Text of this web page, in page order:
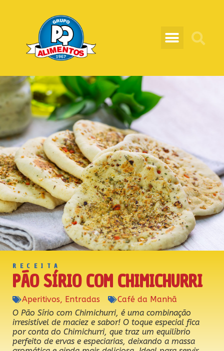
RECEITA
PÃO SÍRIO COM CHIMICHURRI
Aperitivos, Entradas
Café da Manhã
O Pão Sírio com Chimichurri, é uma combinação
irresistível de maciez e sabor! O toque especial fica
por conta do Chimichurri, que traz um equilíbrio
perfeito de ervas e especiarias, deixando a massa